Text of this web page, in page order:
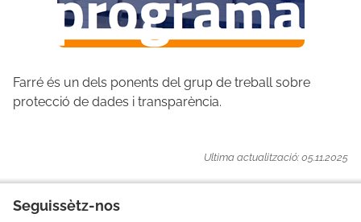
Farré és un dels ponents del grup de treball sobre
protecció de dades i transparència.
Ultima actualització: 05.11.2025
Seguissètz-nos